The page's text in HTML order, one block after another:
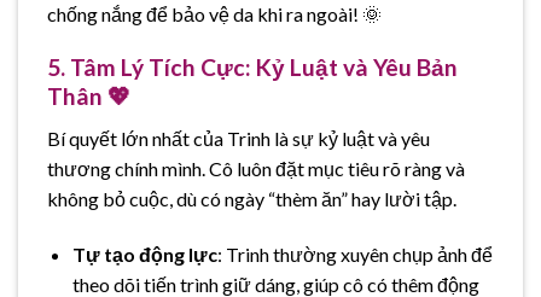
chống nắng để bảo vệ da khi ra ngoài! 🌞
5. Tâm Lý Tích Cực: Kỷ Luật và Yêu Bản
Thân 💖
Bí quyết lớn nhất của Trinh là sự kỷ luật và yêu
thương chính mình. Cô luôn đặt mục tiêu rõ ràng và
không bỏ cuộc, dù có ngày “thèm ăn” hay lười tập.
Tự tạo động lực: Trinh thường xuyên chụp ảnh để
theo dõi tiến trình giữ dáng, giúp cô có thêm động